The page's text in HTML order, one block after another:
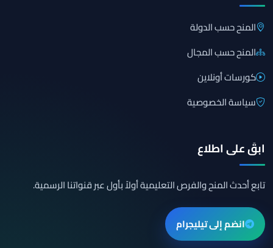
المنح حسب الدولة
المنح حسب المجال
كورسات أونلاين
سياسة الخصوصية
ابقَ على اطلاع
تابع أحدث المنح والفرص التعليمية أولاً بأول عبر قنواتنا الرسمية.
انضم إلى تيليجرام